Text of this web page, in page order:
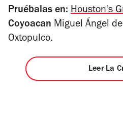
Pruébalas en: Houston's
Coyoacan Miguel Ángel
Oxtopulco.
Leer La